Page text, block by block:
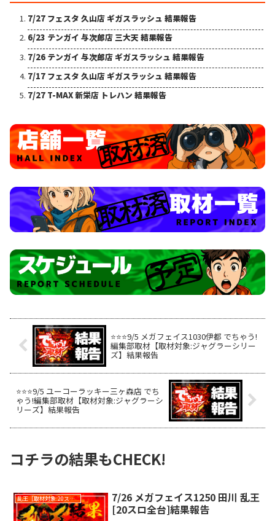
7/27 フェスタ 久山店 ギガスラッシュ 結果報告
6/23 テンガイ 与次郎店 三大天 結果報告
7/26 テンガイ 与次郎店 ギガスラッシュ 結果報告
7/17 フェスタ 久山店 ギガスラッシュ 結果報告
7/27 T-MAX 新栄店 トレハン 結果報告
⭐️⭐️⭐️9/5 メガフェイス1030伊都 でちゃう!
編集部取材【取材対象:ジャグラーシリー
ズ】結果報告
⭐️⭐️⭐️9/5 ユーコーラッキー三ヶ森店 でち
ゃう!編集部取材【取材対象:ジャグラーシ
リーズ】結果報告
コチラの結果もCHECK!
乱王［取材対象:20スロ全台］
7/26 メガフェイス1250 田川 乱王
[20スロ全台]結果報告